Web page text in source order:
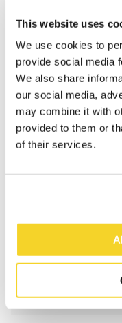
This website uses
We use cookies to
provide social media
We also share
our social media,
may combine it with
provided to them or
of their services.
IN
Bestellingen
worden
Gratis
NL